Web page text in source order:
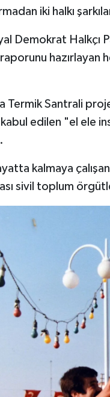
iki halkı
Demokrat Halkçı
raporunu
Termik Santrali
edilen "el ele
kalmaya
sivil toplum